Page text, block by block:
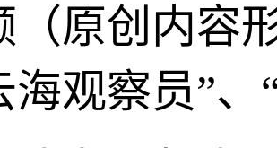
（原创内容
海观察员”